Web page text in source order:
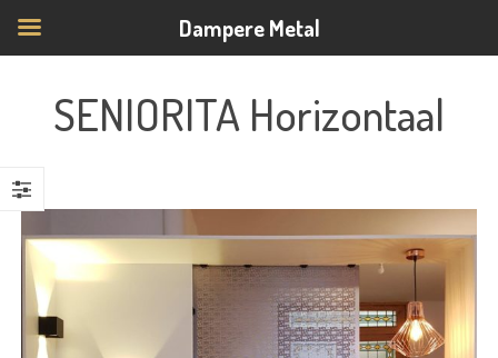
SENIORITA Horizontaal
Dampere Metal